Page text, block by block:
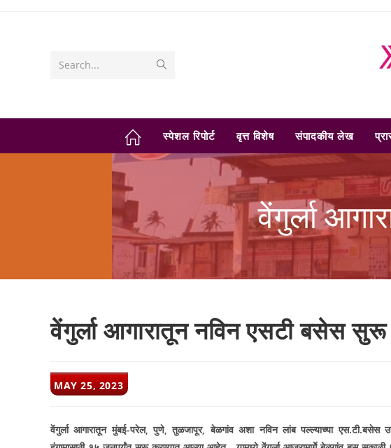
Search...
स्पेशल रिपोर्ट वृत्त विशेष संपादकीय लेख
वेंगुर्ला
वेंगुर्ला आगारातून नविन एसटी बसेस सुरू
POST
PUBLISHED:
MAY 25, 2023
वेंगुर्ला आगारातून मुंबई-परेल,पुणे,तुळजापूर,बेळगांव अशा नविन लांब पल्ल्याच्या एस.टी.बसेस